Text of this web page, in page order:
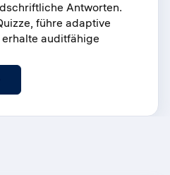
Antworten.
führe adaptive
auditfähige